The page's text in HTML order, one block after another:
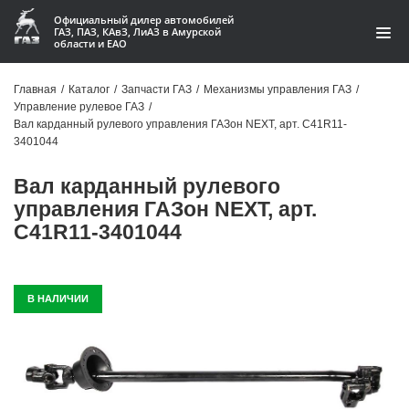
Официальный дилер автомобилей
ГАЗ, ПАЗ, КАвЗ, ЛиАЗ в Амурской
области и ЕАО
Акции
Контакты
Доставка
Гарантии
Автомобили
Главная / Каталог / Запчасти ГАЗ / Механизмы управления ГАЗ /
Управление рулевое ГАЗ /
Вал карданный рулевого управления ГАЗон NEXT, арт. C41R11-
3401044
Вал карданный рулевого
управления ГАЗон NEXT, арт.
C41R11-3401044
В НАЛИЧИИ